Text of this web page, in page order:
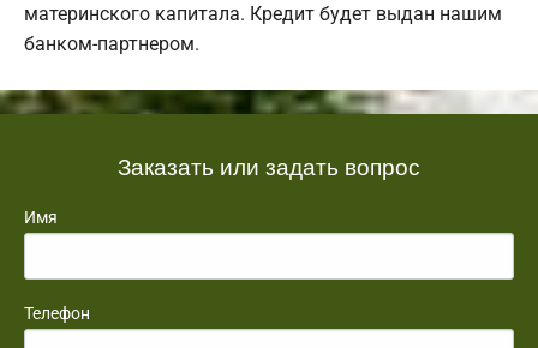
материнского капитала. Кредит будет выдан нашим
банком-партнером.
Заказать или задать вопрос
Имя
Телефон